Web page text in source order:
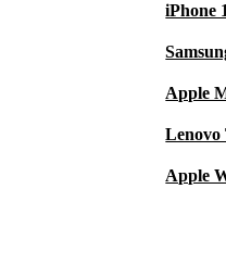
iPhone
Apple
Lenovo
Apple